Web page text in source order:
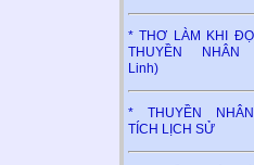
* THƠ LÀM KHI
THUYỀN NHÂN
Linh)
* THUYỀN
TÍCH LỊCH SỬ